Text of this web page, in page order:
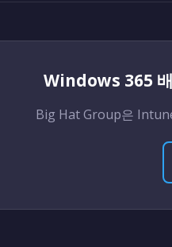
Windows 365
Big Hat Group은